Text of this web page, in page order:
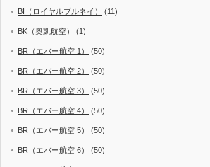
BI（ロイヤルブルネイ） (11)
BK（奥凱航空） (1)
BR（エバー航空 1） (50)
BR（エバー航空 2） (50)
BR（エバー航空 3） (50)
BR（エバー航空 4） (50)
BR（エバー航空 5） (50)
BR（エバー航空 6） (50)